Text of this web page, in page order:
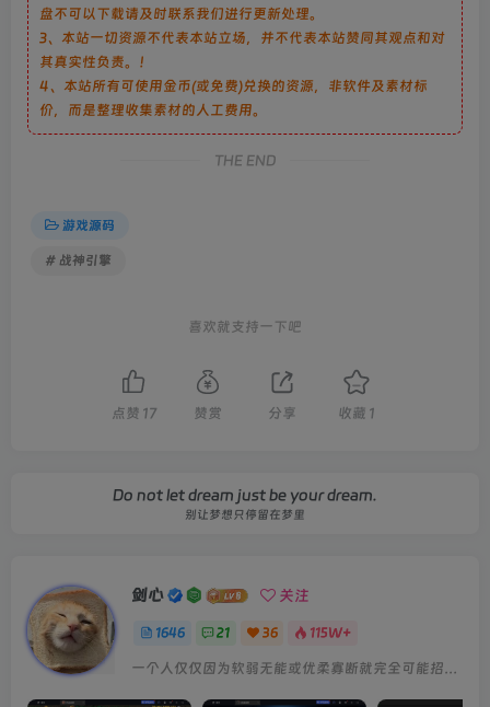
盘不可以下载请及时联系我们进行更新处理。
3、本站一切资源不代表本站立场，并不代表本站赞同其观点和对
其真实性负责。！
4、本站所有可使用金币(或免费)兑换的资源，非软件及素材标
价，而是整理收集素材的人工费用。
THE END
游戏源码
# 战神引擎
喜欢就支持一下吧
点赞 17 赞赏 分享 收藏 1
Do not let dream just be your dream.
别让梦想只停留在梦里
剑心 关注
1646 21 36 115W+